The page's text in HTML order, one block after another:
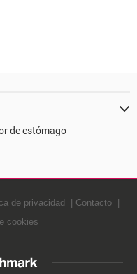
de estómago
de privacidad
Contacto
cookies